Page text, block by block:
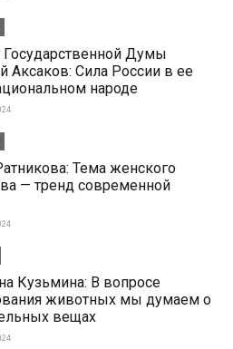
Государственной Думы
Аксаков: Сила России в ее
народе
Тема женского
— тренд современной
Кузьмина: В вопросе
животных мы думаем о
вещах